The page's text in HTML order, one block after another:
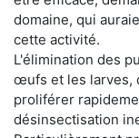
domaine, qui
cette activité.
L'élimination des
œufs et les larves,
proliférer
désinsectisation